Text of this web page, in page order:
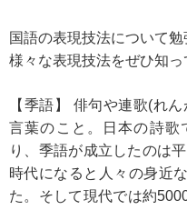
国語の表現技法について勉
様々な表現技法をぜひ知っ
【季語】 俳句や連歌(れ
言葉のこと。日本の詩歌
り、季語が成立したのは
時代になると人々の身近
た。そして現代では約